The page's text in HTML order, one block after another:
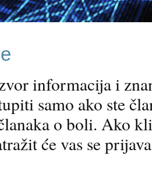
informacija i
samo ako ste
o boli. Ako
će vas se